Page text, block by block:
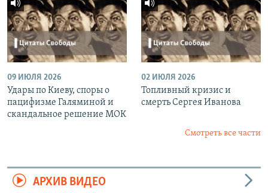
09 ИЮЛЯ 2026
Удары по Киеву, споры о
пацифизме Галяминой и
скандальное решение МОК
02 ИЮЛЯ 2026
Топливный кризис и
смерть Сергея Иванова
Смотреть все части
АРХИВ ВИДЕО